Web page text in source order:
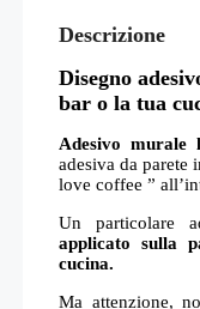
Descrizione
Disegno
bar o la tua
Adesivo murale
adesiva da parete
love coffee ”
Un particolare
applicato sulla
cucina.
Ma attenzione,